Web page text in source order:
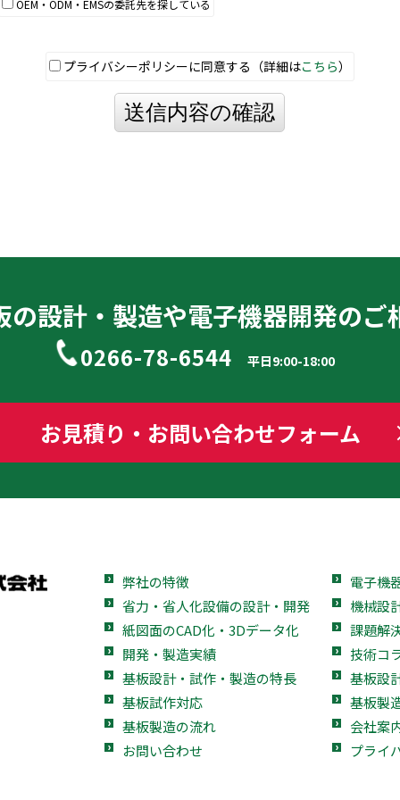
OEM・ODM・EMSの委託先を探している
プライバシーポリシーに同意する（詳細はこちら）
送信内容の確認
の設計・製造や電子機器開発のご
0266-78-6544 平日9:00-18:00
お見積り・お問い合わせフォーム
弊社の特徴
電子機
省力・省人化設備の設計・開発
機械設
紙図面のCAD化・3Dデータ化
課題解
開発・製造実績
技術コ
基板設計・試作・製造の特長
基板設
基板試作対応
基板製
基板製造の流れ
会社案
お問い合わせ
プライ